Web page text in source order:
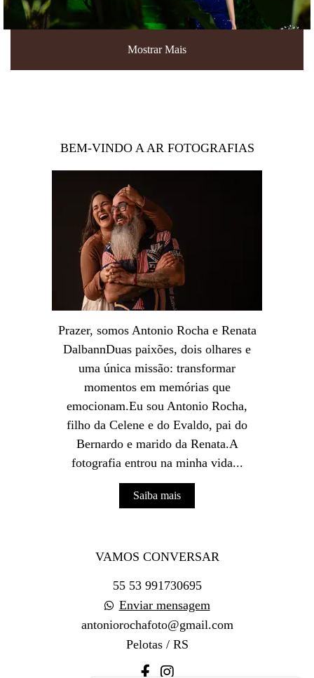
Mostrar Mais
BEM-VINDO A AR FOTOGRAFIAS
Prazer, somos Antonio Rocha e Renata
DalbannDuas paixões, dois olhares e
uma única missão: transformar
momentos em memórias que
emocionam.Eu sou Antonio Rocha,
filho da Celene e do Evaldo, pai do
Bernardo e marido da Renata.A
fotografia entrou na minha vida...
Saiba mais
VAMOS CONVERSAR
55 53 991730695
Enviar mensagem
antoniorochafoto@gmail.com
Pelotas / RS